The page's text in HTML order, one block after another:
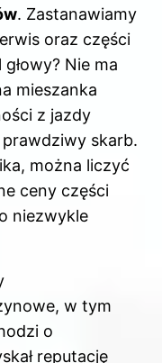
. Zastanawiamy
oraz części
Nie ma
mieszanka
z jazdy
skarb.
można liczyć
ceny części
niezwykle
w tym
o
reputację